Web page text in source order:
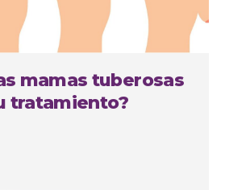
mamas tuberosas
tratamiento?